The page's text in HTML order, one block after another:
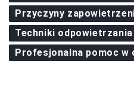
Przyczyny
Techniki odpowietrzania
Profesjonalna pomoc w